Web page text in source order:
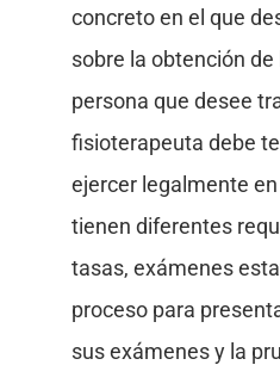
concreto en el que
sobre la obtención
persona que desee
fisioterapeuta debe
ejercer legalmente
tienen diferentes
tasas, exámenes
proceso para
sus exámenes y la